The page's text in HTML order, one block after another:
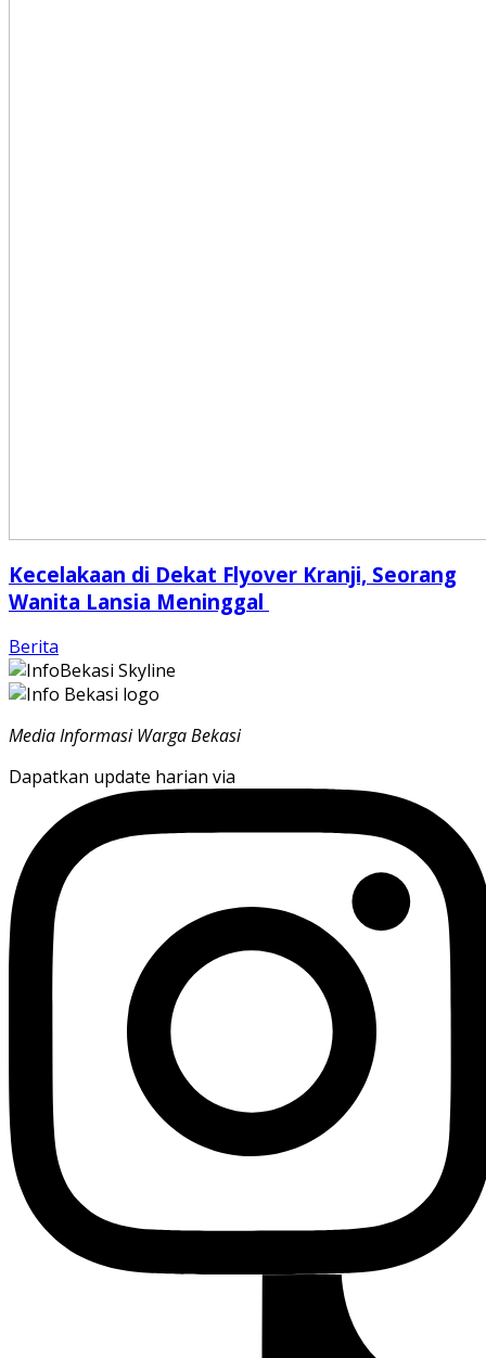
Kecelakaan di Dekat Flyover Kranji, Seorang
Wanita Lansia Meninggal
Berita
Media Informasi Warga Bekasi
Dapatkan update harian via